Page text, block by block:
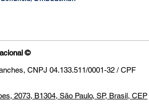
©
CNPJ 04.133.511/0001-32 / CPF
2073, B1304, São Paulo, SP, Brasil, CEP